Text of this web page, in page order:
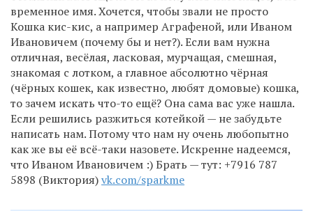
временное имя. Хочется, чтобы звали не просто
Кошка кис-кис, а например Аграфеной, или Иваном
Ивановичем (почему бы и нет?). Если вам нужна
отличная, весёлая, ласковая, мурчащая, смешная,
знакомая с лотком, а главное абсолютно чёрная
(чёрных кошек, как известно, любят домовые) кошка,
то зачем искать что-то ещё? Она сама вас уже нашла.
Если решились разжиться котейкой — не забудьте
написать нам. Потому что нам ну очень любопытно
как же вы её всё-таки назовете. Искренне надеемся,
что Иваном Ивановичем :) Брать — тут: +7916 787
5898 (Виктория)vk.com/sparkme